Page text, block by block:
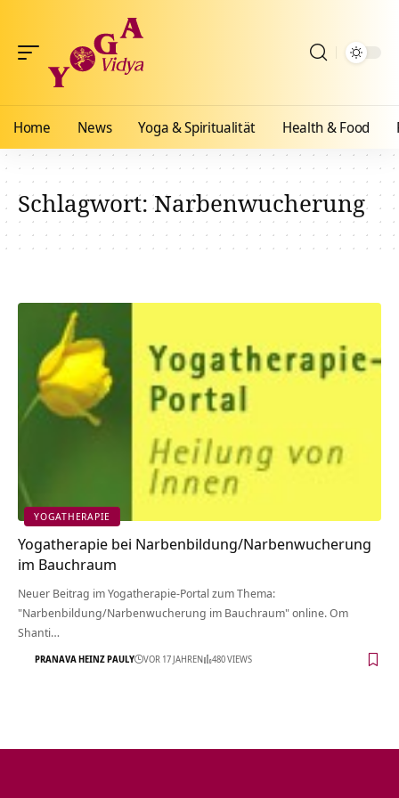
Home News Yoga & Spiritualität Health & Food
Schlagwort:Narbenwucherung
YOGATHERAPIE
Yogatherapie bei Narbenbildung/Narbenwucherung
im Bauchraum
Neuer Beitrag im Yogatherapie-Portal zum Thema:
"Narbenbildung/Narbenwucherung im Bauchraum" online. Om
Shanti…
PRANAVA HEINZ PAULY VOR 17 JAHREN 480 VIEWS